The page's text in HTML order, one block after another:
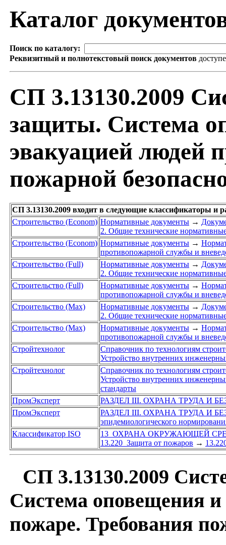
Каталог
Поиск по каталогу:
Реквизитный и полнотекстовый поиск документов
СП 3.13130.2009
защиты. Система
эвакуацией людей
пожарной
СП 3.13130.2009 входит в следующие классификаторы и
Строительство (Econom) Нормативные документы →
2. Общие технические
Строительство (Econom) Нормативные документы →
противопожарной службы и
Строительство (Full)
Нормативные документы →
2. Общие технические
Строительство (Full)
Нормативные документы →
противопожарной службы и
Строительство (Max)
Нормативные документы →
2. Общие технические
Строительство (Max)
Нормативные документы →
противопожарной службы и
Стройтехнолог
Справочник по технологиям
Устройство внутренних
Стройтехнолог
Справочник по технологиям
Устройство внутренних
стандарты
ПромЭксперт
РАЗДЕЛ III. ОХРАНА ТРУДА И
ПромЭксперт
РАЗДЕЛ III. ОХРАНА ТРУДА И
эпидемиологического
Классификатор ISO
13 ОХРАНА ОКРУЖАЮЩЕЙ
13.220 Защита от пожаров →
СП 3.13130.2009
Система оповещения
пожаре. Требования